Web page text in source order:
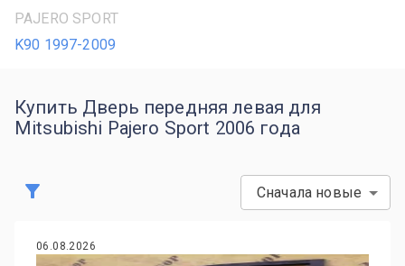
PAJERO SPORT
K90 1997-2009
Купить Дверь передняя левая для
Mitsubishi Pajero Sport 2006 года
Сначала новые
06.08.2026